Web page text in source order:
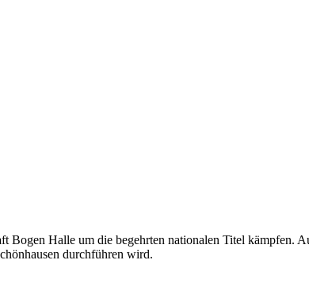
Bogen Halle um die begehrten nationalen Titel kämpfen.
durchführen wird.